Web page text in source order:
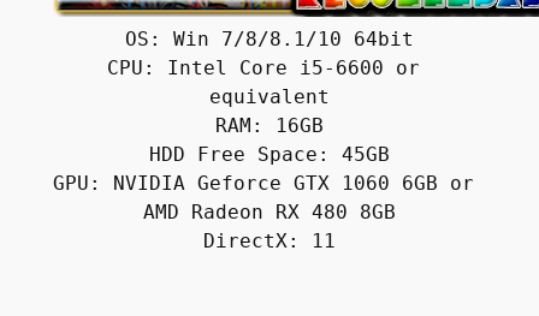
OS: Win 7/8/8.1/10 64bit
CPU: Intel Core i5-6600 or
equivalent
RAM: 16GB
HDD Free Space: 45GB
GPU: NVIDIA Geforce GTX 1060 6GB or
AMD Radeon RX 480 8GB
DirectX: 11